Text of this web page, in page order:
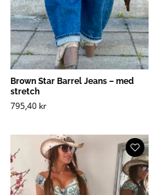
Brown Star Barrel Jeans – med
stretch
795,40 kr